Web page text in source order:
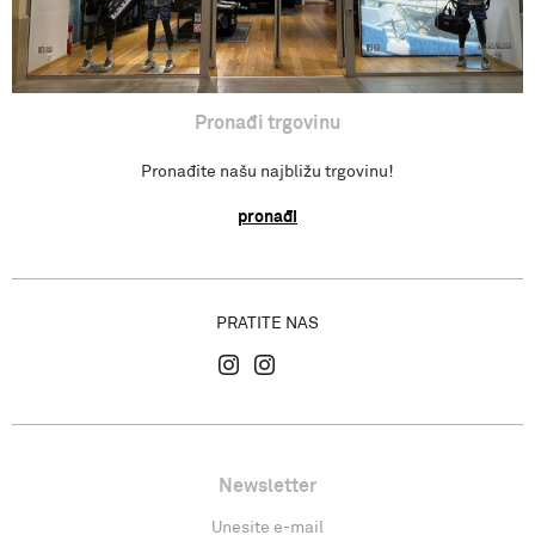
Pronađi trgovinu
Pronađite našu najbližu trgovinu!
pronađi
PRATITE NAS
Newsletter